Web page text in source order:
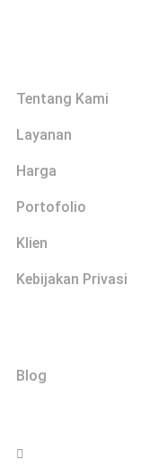
Tentang Kami
Layanan
Harga
Portofolio
Klien
Kebijakan Privasi
Blog